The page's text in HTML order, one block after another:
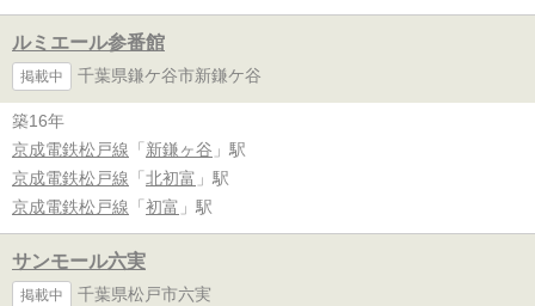
ルミエール参番館
掲載中 千葉県鎌ケ谷市新鎌ケ谷
築16年
京成電鉄松戸線 「 新鎌ヶ谷 」駅
京成電鉄松戸線 「 北初富 」駅
京成電鉄松戸線 「 初富 」駅
サンモール六実
掲載中 千葉県松戸市六実